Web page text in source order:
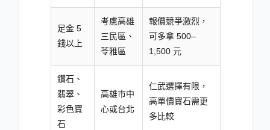
足金 5
錢以上
考慮高雄
三民區、
苓雅區
報價競爭激烈，
可多拿 500–
1,500 元
鑽石、
翡翠、
彩色寶
石
高雄市中
心或台北
仁武選擇有限，
高單價寶石需更
多比較